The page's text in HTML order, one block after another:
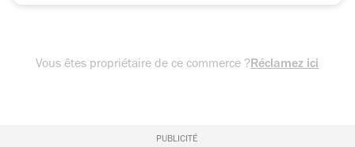
Vous êtes propriétaire de ce commerce ?Réclamez ici
PUBLICITÉ